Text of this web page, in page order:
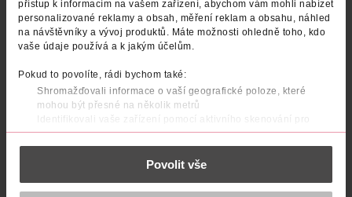
přístup k informacím na vašem zařízení, abychom vám mohli nabízet
personalizované reklamy a obsah, měření reklam a obsahu, náhled
na návštěvníky a vývoj produktů. Máte možnosti ohledně toho, kdo
vaše údaje používá a k jakým účelům.
Pokud to povolíte, rádi bychom také:
Shromažďovali informace o vaší geografické poloze, které
mohou být přesné na několik metrů
Identifikovali vaše zařízení pomocí aktivního skenování pro
konkrétní charakteristiky (otisk prstu)
Zjistěte více o tom, jak zpracováváme vaše osobní údaje, a nastavte
části s podrobnostmi . Svůj souhlas můžete kdykoliv
Povolit vše
Kondomy Sensual Extra Lube
Durex 20 ks
549 Kč
439 Kč
Kondomy Feel Thin Regular Fit